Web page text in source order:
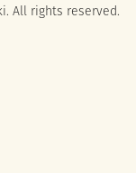
All rights reserved.